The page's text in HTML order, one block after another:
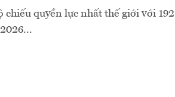
chiếu quyền lực nhất thế giới với 192